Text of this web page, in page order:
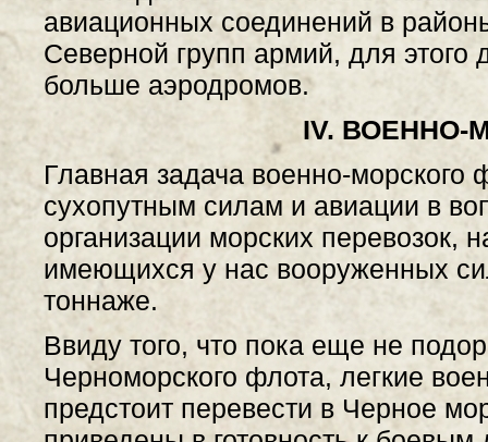
авиационных соединений в
Северной групп армий, для
больше аэродромов.
IV. ВОЕННО-
Главная задача военно-
сухопутным силам и авиации в
организации морских перевозок,
имеющихся у нас вооруженных
тоннаже.
Ввиду того, что пока еще не
Черноморского флота, легкие
предстоит перевести в Черное